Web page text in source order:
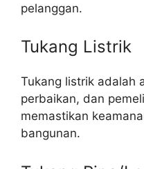
pelanggan.
Tukang Listrik
Tukang listrik adalah
perbaikan, dan
memastikan
bangunan.